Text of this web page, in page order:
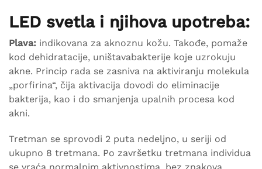
LED svetla i njihova upotreba:
Plava: indikovana za aknoznu kožu. Takođe, pomaže
kod dehidratacije, uništavabakterije koje uzrokuju
akne. Princip rada se zasniva na aktiviranju molekula
„porfirina“, čija aktivacija dovodi do eliminacije
bakterija, kao i do smanjenja upalnih procesa kod
akni.
Tretman se sprovodi 2 puta nedeljno, u seriji od
ukupno 8 tretmana. Po završetku tretmana individua